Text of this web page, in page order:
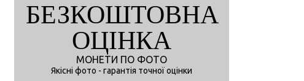
БЕЗКОШТОВНА
ОЦІНКА
МОНЕТИ ПО ФОТО
Якісні фото - гарантія точної оцінки